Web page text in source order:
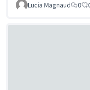
Lucia Magnaud
0